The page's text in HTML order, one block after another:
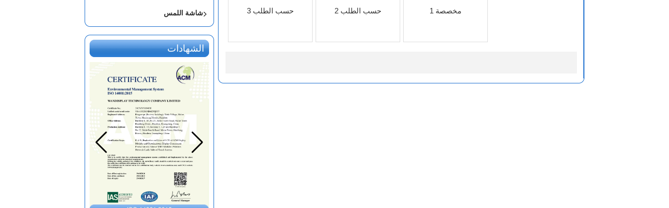
شاشة اللمس
الشهادات
حسب الطلب 3 حسب الطلب 2 مخصصة 1